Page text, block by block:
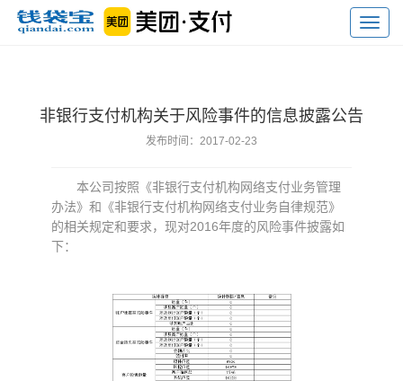
非银行支付机构关于风险事件的信息披露公告
发布时间：2017-02-23
本公司按照《非银行支付机构网络支付业务管理
办法》和《非银行支付机构网络支付业务自律规范》
的相关规定和要求，现对2016年度的风险事件披露如
下：